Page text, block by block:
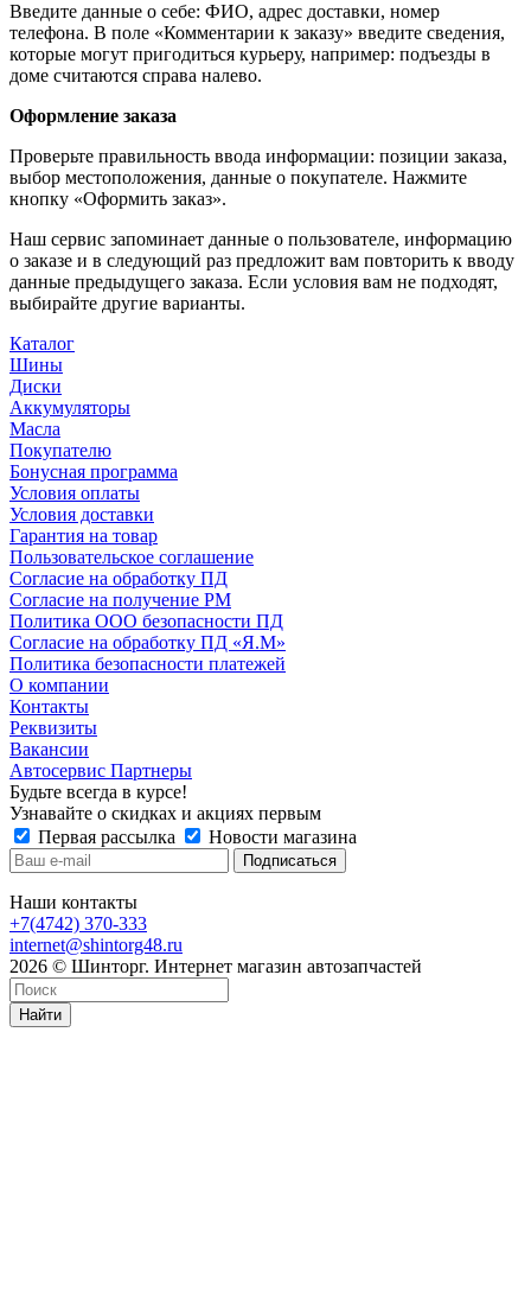
Введите данные о себе: ФИО, адрес доставки, номер
телефона. В поле «Комментарии к заказу» введите сведения,
которые могут пригодиться курьеру, например: подъезды в
доме считаются справа налево.
Оформление заказа
Проверьте правильность ввода информации: позиции заказа,
выбор местоположения, данные о покупателе. Нажмите
кнопку «Оформить заказ».
Наш сервис запоминает данные о пользователе, информацию
о заказе и в следующий раз предложит вам повторить к вводу
данные предыдущего заказа. Если условия вам не подходят,
выбирайте другие варианты.
Каталог
Шины
Диски
Аккумуляторы
Масла
Покупателю
Бонусная программа
Условия оплаты
Условия доставки
Гарантия на товар
Пользовательское соглашение
Согласие на обработку ПД
Согласие на получение РМ
Политика ООО безопасности ПД
Согласие на обработку ПД «Я.М»
Политика безопасности платежей
О компании
Контакты
Реквизиты
Вакансии
Автосервис Партнеры
Будьте всегда в курсе!
Узнавайте о скидках и акциях первым
Первая рассылка
Новости магазина
Наши контакты
+7(4742) 370-333
internet@shintorg48.ru
2026 © Шинторг. Интернет магазин автозапчастей
Найти